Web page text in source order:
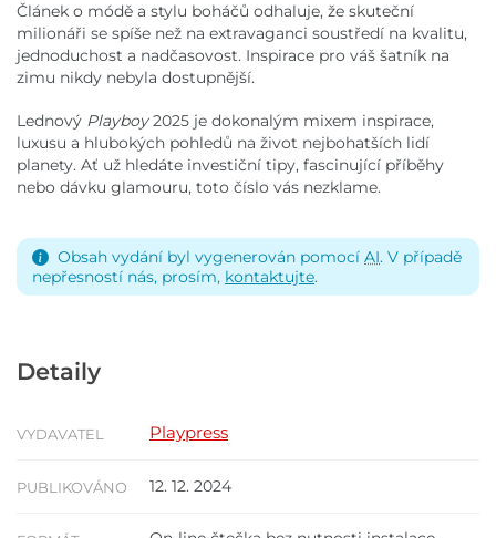
Článek o módě a stylu boháčů odhaluje, že skuteční
milionáři se spíše než na extravaganci soustředí na kvalitu,
jednoduchost a nadčasovost. Inspirace pro váš šatník na
zimu nikdy nebyla dostupnější.
Lednový Playboy2025 je dokonalým mixem inspirace,
luxusu a hlubokých pohledů na život nejbohatších lidí
planety. Ať už hledáte investiční tipy, fascinující příběhy
nebo dávku glamouru, toto číslo vás nezklame.
Obsah vydání byl vygenerován pomocí AI. V případě
nepřesností nás, prosím, kontaktujte.
Detaily
VYDAVATEL Playpress
PUBLIKOVÁNO 12. 12. 2024